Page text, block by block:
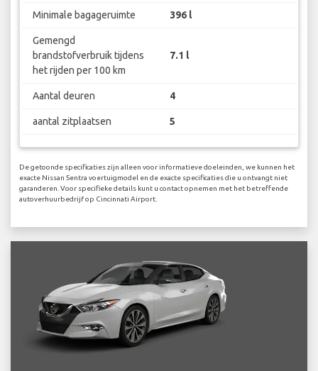
Minimale bagageruimte 396 l
Gemengd
brandstofverbruik tijdens
het rijden per 100 km
7.1 l
Aantal deuren 4
aantal zitplaatsen 5
De getoonde specificaties zijn alleen voor informatieve doeleinden, we kunnen het
exacte Nissan Sentra voertuigmodel en de exacte specificaties die u ontvangt niet
garanderen. Voor specifieke details kunt u contact opnemen met het betreffende
autoverhuurbedrijf op Cincinnati Airport.